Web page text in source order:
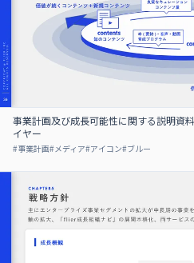
事業計画及び成⻑可能性に関する説明資
イヤー
#事業計画#メディア#アイコン#ブルー